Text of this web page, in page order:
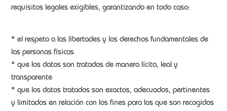
requisitos legales exigibles, garantizando en todo caso:
* el respeto a las libertades y los derechos fundamentales de
las personas físicas
* que los datos son tratados de manera lícita, leal y
transparente
* que los datos tratados son exactos, adecuados, pertinentes
y limitados en relación con los fines para los que son recogidos